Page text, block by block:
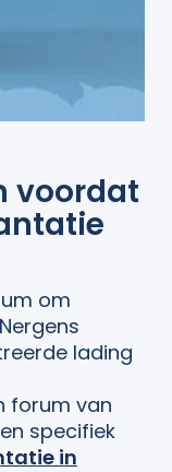
voordat
om
lading
forum van
specifiek
in